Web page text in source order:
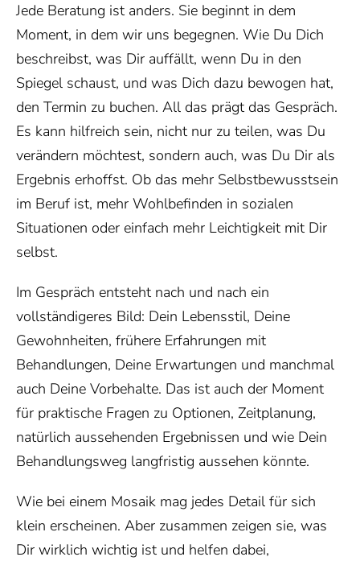
Jede Beratung ist anders. Sie beginnt in dem
Moment, in dem wir uns begegnen. Wie Du Dich
beschreibst, was Dir auffällt, wenn Du in den
Spiegel schaust, und was Dich dazu bewogen hat,
den Termin zu buchen. All das prägt das Gespräch.
Es kann hilfreich sein, nicht nur zu teilen, was Du
verändern möchtest, sondern auch, was Du Dir als
Ergebnis erhoffst. Ob das mehr Selbstbewusstsein
im Beruf ist, mehr Wohlbefinden in sozialen
Situationen oder einfach mehr Leichtigkeit mit Dir
selbst.
Im Gespräch entsteht nach und nach ein
vollständigeres Bild: Dein Lebensstil, Deine
Gewohnheiten, frühere Erfahrungen mit
Behandlungen, Deine Erwartungen und manchmal
auch Deine Vorbehalte. Das ist auch der Moment
für praktische Fragen zu Optionen, Zeitplanung,
natürlich aussehenden Ergebnissen und wie Dein
Behandlungsweg langfristig aussehen könnte.
Wie bei einem Mosaik mag jedes Detail für sich
klein erscheinen. Aber zusammen zeigen sie, was
Dir wirklich wichtig ist und helfen dabei,